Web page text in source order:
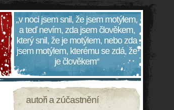
„v noci jsem snil, že jsem motýlem,
a teď nevím, zda jsem člověkem,
který snil, že je motýlem, nebo zda
jsem motýlem, kterému se zdá, že
je člověkem“
autoři a zúčastnění